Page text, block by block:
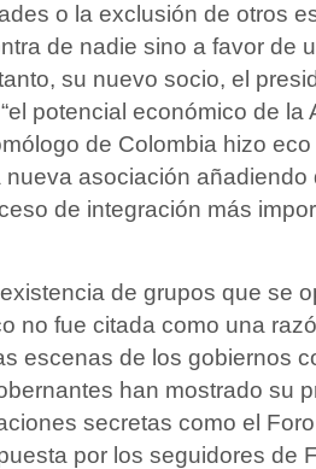
o la exclusión de otros
de nadie sino a favor de
su nuevo socio, el
potencial económico de la
de Colombia hizo
asociación añadiendo
de integración más
de grupos que se
no fue citada como una
escenas de los gobiernos
han mostrado su
secretas como el
por los seguidores de